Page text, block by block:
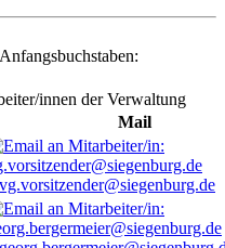
innen der Verwaltung
Mail
vg.vorsitzender@siegenburg.de